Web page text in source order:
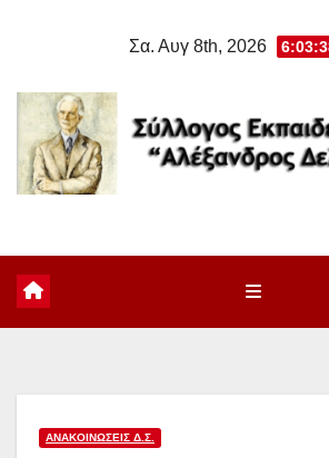
Σα. Αυγ 8th, 2026
ΑΝΑΚΟΙΝΏΣΕΙΣ Δ.Σ.